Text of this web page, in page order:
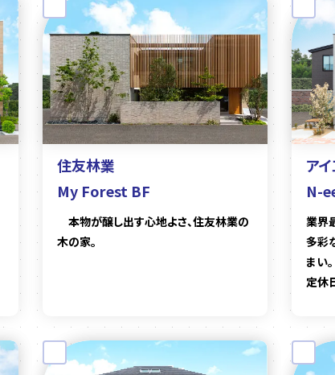
住友林業
My Forest BF
本物が醸し出す心地よさ、住友林業の
木の家。
ア
N-
業界
多彩
まい。
定休